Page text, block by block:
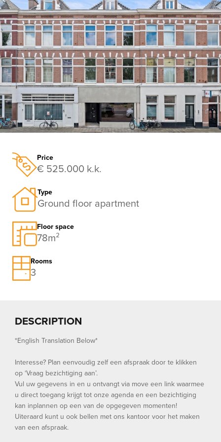
previous
Price
€ 525.000 k.k.
Type
Ground floor apartment
Floor space
78m²
Rooms
3
DESCRIPTION
*English Translation Below*
Interesse? Plan eenvoudig zelf een afspraak door te klikken
op ‘Vraag bezichtiging aan’.
Vul uw gegevens in en u ontvangt via move een link waarmee
u direct toegang krijgt tot onze agenda en een bezichtiging
kan inplannen op een van de opgegeven momenten!
Uiteraard kunt u ook bellen met ons kantoor voor het maken
van een afspraak.